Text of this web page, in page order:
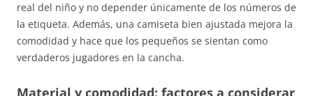
real del niño y no depender únicamente de los números de
la etiqueta. Además, una camiseta bien ajustada mejora la
comodidad y hace que los pequeños se sientan como
verdaderos jugadores en la cancha.